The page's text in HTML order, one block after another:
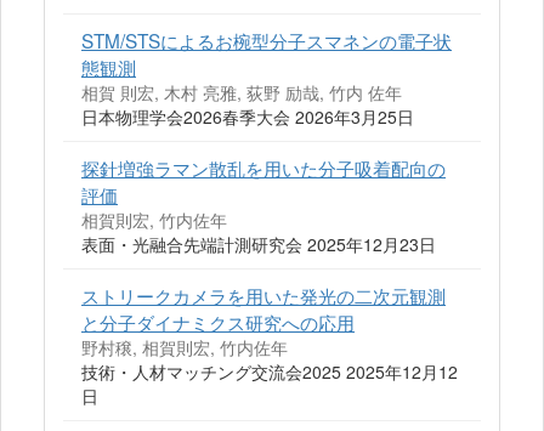
STM/STSによるお椀型分子スマネンの電子状
態観測
相賀 則宏, 木村 亮雅, 荻野 励哉, 竹内 佐年
日本物理学会2026春季大会 2026年3月25日
探針増強ラマン散乱を用いた分子吸着配向の
評価
相賀則宏, 竹内佐年
表面・光融合先端計測研究会 2025年12月23日
ストリークカメラを用いた発光の二次元観測
と分子ダイナミクス研究への応用
野村穣, 相賀則宏, 竹内佐年
技術・人材マッチング交流会2025 2025年12月12
日